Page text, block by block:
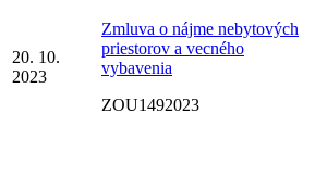
20. 10.
2023
Zmluva o nájme nebytových
priestorov a vecného
vybavenia
ZOU1492023